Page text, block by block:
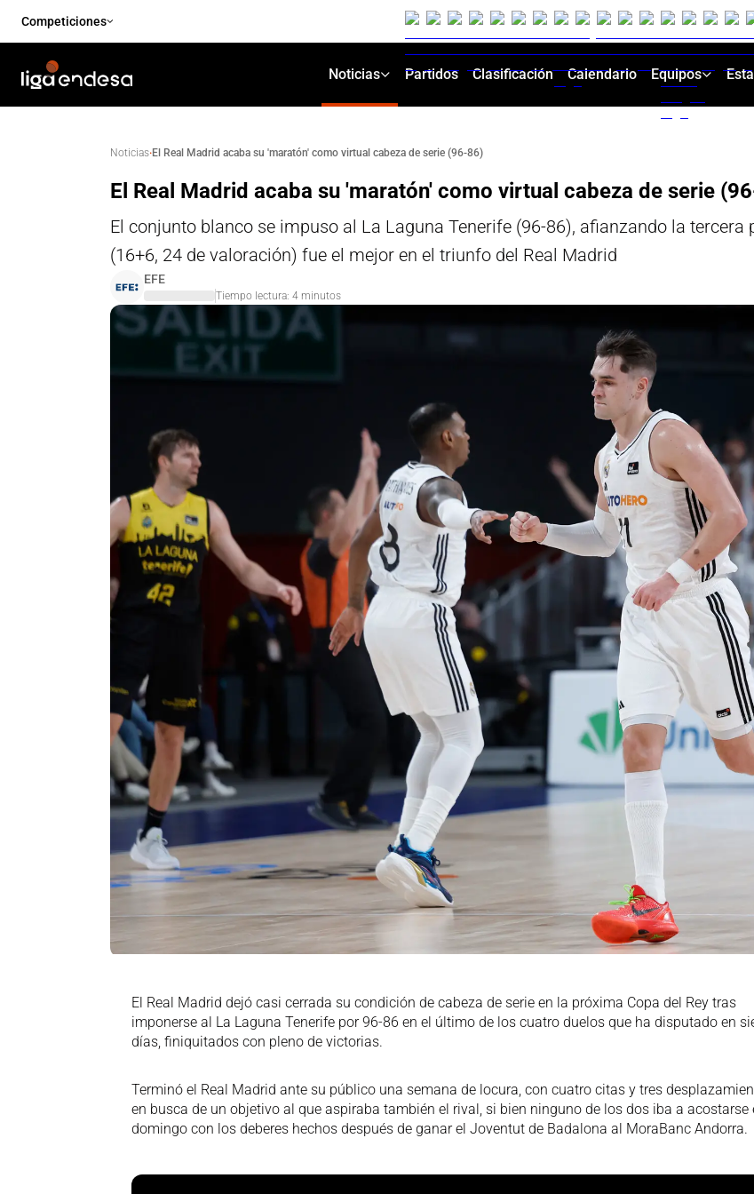
Competiciones
Noticias Partidos Clasificación Calendario Equipos
Noticias·El Real Madrid acaba su 'maratón' como virtual cabeza de serie (96-86)
El Real Madrid acaba su 'maratón' como virtual cabeza de serie
El conjunto blanco se impuso al La Laguna Tenerife (96-86), afianzando la
(16+6, 24 de valoración) fue el mejor en el triunfo del Real Madrid
EFE
Tiempo lectura: 4 minutos
El Real Madrid dejó casi cerrada su condición de cabeza de serie en la próxima Copa del Rey tras
imponerse al La Laguna Tenerife por 96-86 en el último de los cuatro duelos que ha disputado en
días, finiquitados con pleno de victorias.
Terminó el Real Madrid ante su público una semana de locura, con cuatro citas y tres
en busca de un objetivo al que aspiraba también el rival, si bien ninguno de los dos iba a acostarse
domingo con los deberes hechos después de ganar el Joventut de Badalona al MoraBanc Andorra.